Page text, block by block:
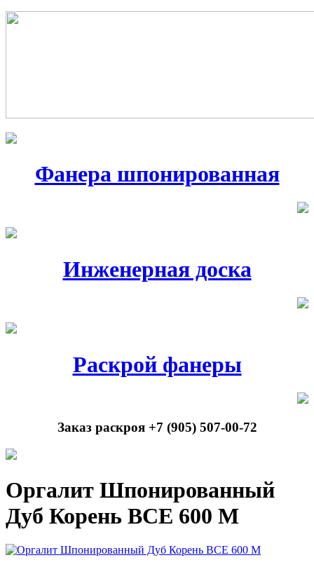
Фанера шпонированная
Инженерная доска
Раскрой фанеры
Заказ раскроя +7 (905) 507-00-72
Оргалит Шпонированный
Дуб Корень BCE 600 M